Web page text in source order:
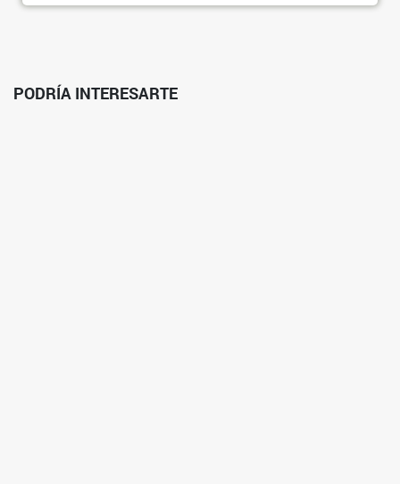
PODRÍA INTERESARTE